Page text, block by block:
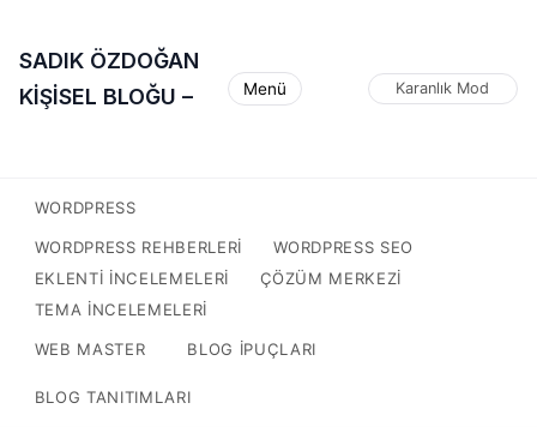
SADIK ÖZDOĞAN
KİŞİSEL BLOĞU –
Menü Karanlık Mod
WORDPRESS
WORDPRESS REHBERLERI
WORDPRESS SEO
EKLENTI INCELEMELERI
ÇÖZÜM MERKEZI
TEMA INCELEMELERI
WEB MASTER BLOG IPUÇLARI
BLOG TANITIMLARI